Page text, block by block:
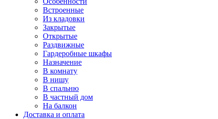
Встроенные
Из кладовки
Закрытые
Открытые
Раздвижные
Гардеробные шкафы
Назначение
В комнату
В нишу
В спальню
В частный дом
На балкон
Доставка и оплата